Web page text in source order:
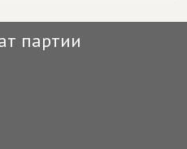
партии